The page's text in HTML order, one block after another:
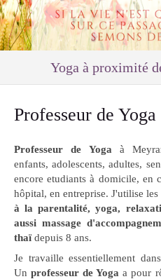
Yoga à proximité
Professeur de
Professeur de Yoga à
enfants, adolescents, adultes,
encore etudiants à domicile, en
hôpital, en entreprise. J'utilise les
à la parentalité, yoga,
aussi massage
thaïdepuis 8 ans.
Je travaille essentiellement
Unprofesseur de Yoga a pour